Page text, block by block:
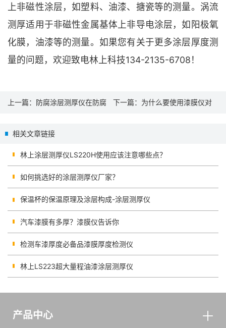
上非磁性涂层，如塑料、油漆、搪瓷等的测量。涡流
测厚适用于非磁性金属基体上非导电涂层，如阳极氧
化膜，油漆等的测量。如果您有关于更多涂层厚度测
量的问题，欢迎致电林上科技134-2135-6708！
上一篇： 防腐涂层测厚仪在防腐 下一篇： 为什么要使用漆膜仪对
相关文章链接
林上涂层测厚仪LS220H使用应该注意哪些点？
如何挑选好的涂层测厚仪厂家？
保温杯的保温原理及涂层构成-涂层测厚仪
汽车漆膜有多厚？漆膜仪告诉你
检测车漆厚度必备品漆膜厚度检测仪
林上LS223超大量程油漆涂层测厚仪
产品中心